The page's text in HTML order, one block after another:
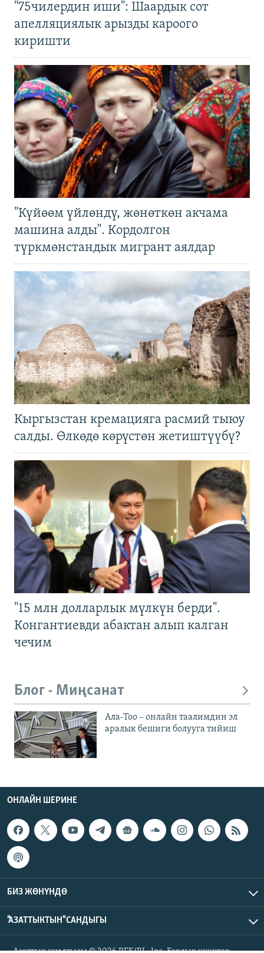
"75чилердин иши": Шаардык сот
апелляциялык арызды кароого
киришти
"Күйөөм үйлөндү, жөнөткөн акчама
машина алды". Кордолгон
түркмөнстандык мигрант аялдар
Кыргызстан кремацияга расмий тыюу
салды. Өлкөдө көрүстөн жетиштүүбү?
"15 млн долларлык мүлкүн берди".
Конгантиевди абактан алып калган
чечим
Блог - Миңсанат
Ала-Тоо – онлайн таалимдин эл
аралык бешиги болууга тийиш
ОНЛАЙН ШЕРИНЕ
БИЗ ЖӨНҮНДӨ
"АЗАТТЫКТЫН" САНДЫГЫ